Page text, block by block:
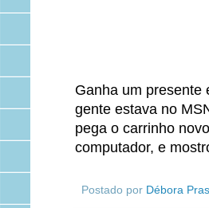
Ganha um presente
gente estava no
pega o carrinho
computador, e
Postado por Débora